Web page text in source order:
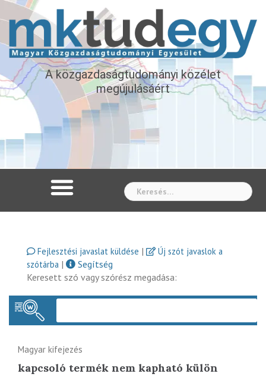
A közgazdaságtudományi közélet
megújulásáért
Fejlesztési javaslat küldése |
Új szót javaslok a
szótárba |
Segítség
Keresett szó vagy szórész megadása:
Magyar kifejezés
kapcsoló termék nem kapható külön